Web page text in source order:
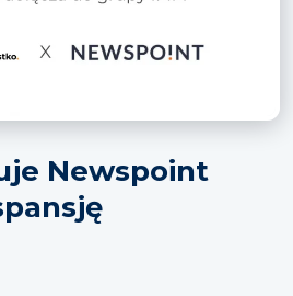
Newspoint